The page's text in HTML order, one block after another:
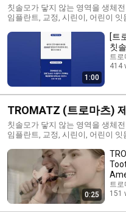
칫솔모가 닿지 않는 영역을 생체
임플란트, 교정, 시린이, 어린이
1:00
[트
칫
트로
414
TROMATZ (트로마츠)
칫솔모가 닿지 않는 영역을 생체
임플란트, 교정, 시린이, 어린이
0:25
트로
151